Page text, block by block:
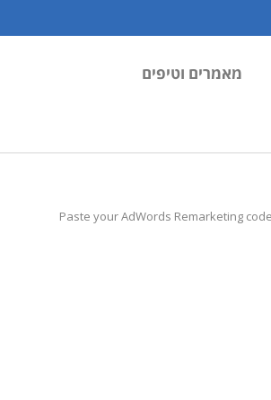
מאמרים וטיפים
Paste your AdWords Remarketing